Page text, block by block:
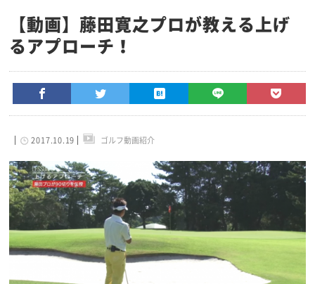
【動画】藤田寛之プロが教える上げ
るアプローチ！
2017.10.19 ゴルフ動画紹介